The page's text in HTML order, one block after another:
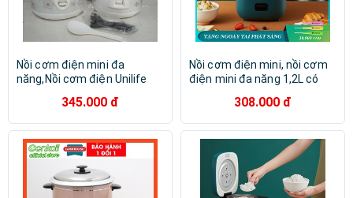
Nồi cơm điện mini đa
năng,Nồi cơm điện Unilife
nấu cháo, hầm, hấp luộc)
345.000 đ
Nồi cơm điện mini, nồi cơm
điện mini đa năng 1,2L có
chưng, luộc an toàn và hiệu
quả
308.000 đ